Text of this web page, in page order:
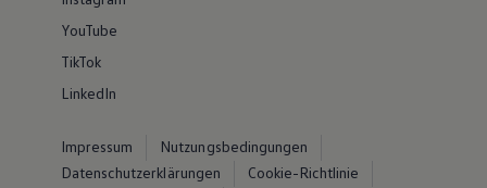
YouTube
TikTok
LinkedIn
Impressum
Nutzungsbedingungen
Datenschutzerklärungen
Cookie-Richtlinie